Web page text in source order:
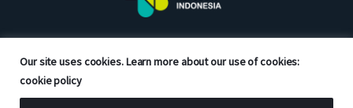
Our site uses cookies. Learn more about our use of cookies:
cookie policy